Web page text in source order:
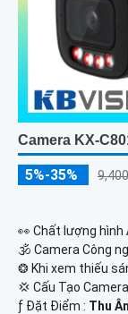
Camera KX-
5%-35%
️👀 Chất lượng hình
🕉️ Camera Công
❂ Khi xem thiếu
💢 Cấu Tạo Camera
️ƒ Đặt Điểm : Thu